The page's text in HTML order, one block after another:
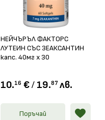
НЕЙЧЪРЪЛ ФАКТОРС
ЛУТЕИН СЪС ЗЕАКСАНТИН
капс. 40мг х 30
10.16 € / 19.87 лв.
Поръчай